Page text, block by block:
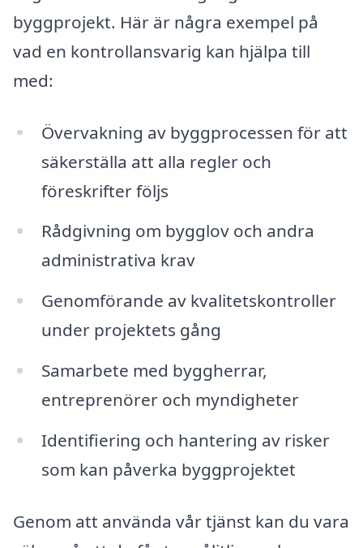
byggprojekt. Här är några exempel på
vad en kontrollansvarig kan hjälpa till
med:
Övervakning av byggprocessen för att
säkerställa att alla regler och
föreskrifter följs
Rådgivning om bygglov och andra
administrativa krav
Genomförande av kvalitetskontroller
under projektets gång
Samarbete med byggherrar,
entreprenörer och myndigheter
Identifiering och hantering av risker
som kan påverka byggprojektet
Genom att använda vår tjänst kan du vara